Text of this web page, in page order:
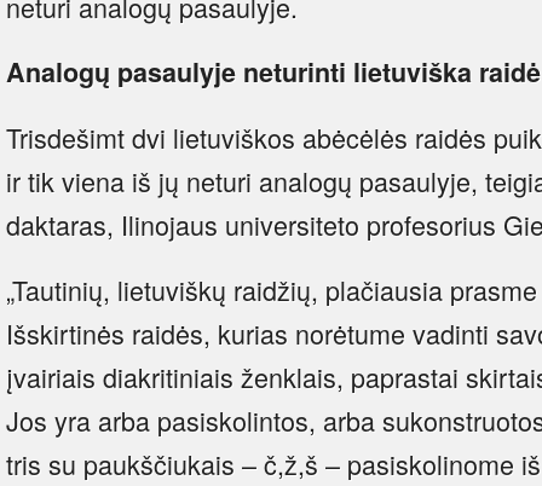
Analogų pasaulyje neturinti lietuviška raidė
Trisdešimt dvi lietuviškos abėcėlės raidės
ir tik viena iš jų neturi analogų pasaulyje,
daktaras, Ilinojaus universiteto profesorius
„Tautinių, lietuviškų raidžių, plačiausia
Išskirtinės raidės, kurias norėtume vadinti
įvairiais diakritiniais ženklais, paprastai
Jos yra arba pasiskolintos, arba
tris su paukščiukais – č,ž,š – pasiskolinome